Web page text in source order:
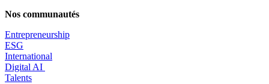
Nos communautés
Entrepreneurship
ESG
International
Digital AI
Talents